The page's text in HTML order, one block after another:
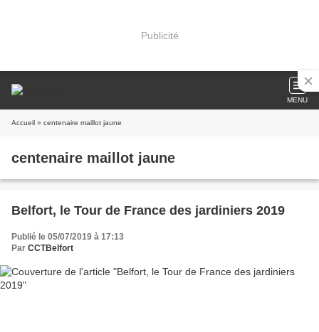
Publicité
MENU
Accueil » centenaire maillot jaune
centenaire maillot jaune
Belfort, le Tour de France des jardiniers 2019
Publié le 05/07/2019 à 17:13
Par CCTBelfort